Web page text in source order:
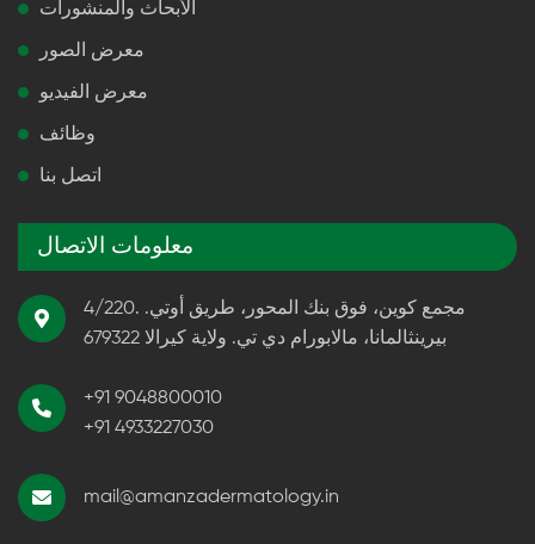
الأبحاث والمنشورات
معرض الصور
معرض الفيديو
وظائف
اتصل بنا
معلومات الاتصال
4/220. مجمع كوين، فوق بنك المحور، طريق أوتي.
بيرينثالمانا، مالابورام دي تي. ولاية كيرالا 679322
+91 9048800010
+91 4933227030
mail@amanzadermatology.in